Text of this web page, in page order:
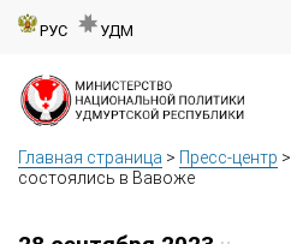
РУС УДМ
Главная страница > Пресс-центр >
состоялись в Вавоже